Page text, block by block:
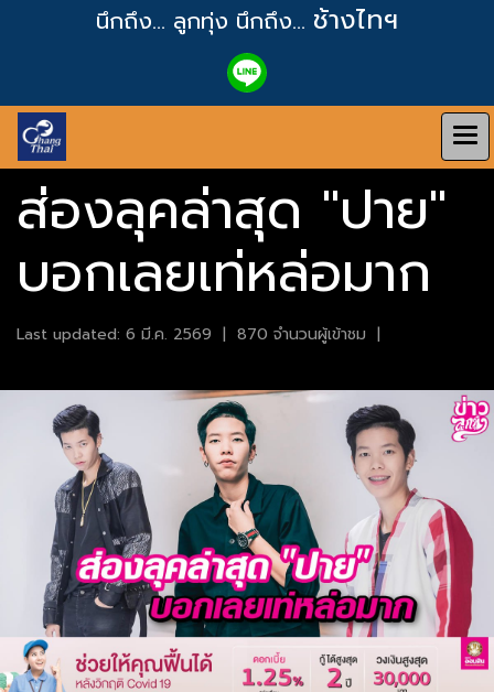
นึกถึง... ลูกทุ่ง นึกถึง... ช้างไทฯ
ส่องลุคล่าสุด "ปาย"
บอกเลยเท่หล่อมาก
Last updated: 6 มี.ค. 2569 | 870 จำนวนผู้เข้าชม |